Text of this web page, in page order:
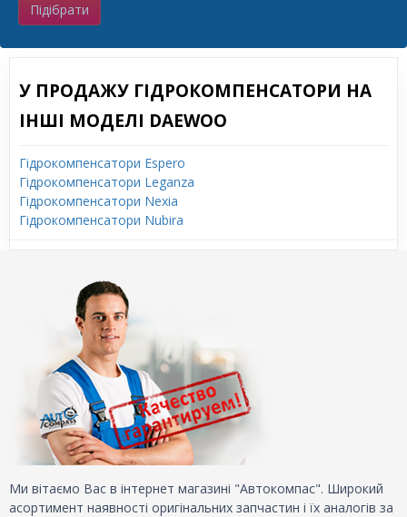
Підібрати
У ПРОДАЖУ ГІДРОКОМПЕНСАТОРИ НА
ІНШІ МОДЕЛІ DAEWOO
Гідрокомпенсатори Espero
Гідрокомпенсатори Leganza
Гідрокомпенсатори Nexia
Гідрокомпенсатори Nubira
Ми вітаємо Вас в інтернет магазині "Автокомпас". Широкий
асортимент наявності оригінальних запчастин і їх аналогів за